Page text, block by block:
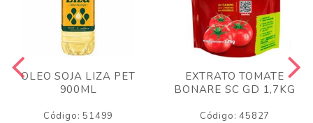
OLEO SOJA LIZA PET
900ML
Código: 51499
EXTRATO TOMATE
BONARE SC GD 1,7KG
Código: 45827